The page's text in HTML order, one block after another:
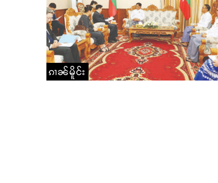
ၵၢၼ်မိူင်း